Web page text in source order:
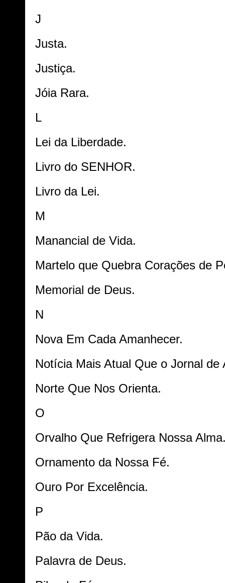
J
Justa.
Justiça.
Jóia Rara.
L
Lei da Liberdade.
Livro do SENHOR.
Livro da Lei.
M
Manancial de Vida.
Martelo que Quebra Corações de
Memorial de Deus.
N
Nova Em Cada Amanhecer.
Notícia Mais Atual Que o Jornal
Norte Que Nos Orienta.
O
Orvalho Que Refrigera Nossa
Ornamento da Nossa Fé.
Ouro Por Excelência.
P
Pão da Vida.
Palavra de Deus.